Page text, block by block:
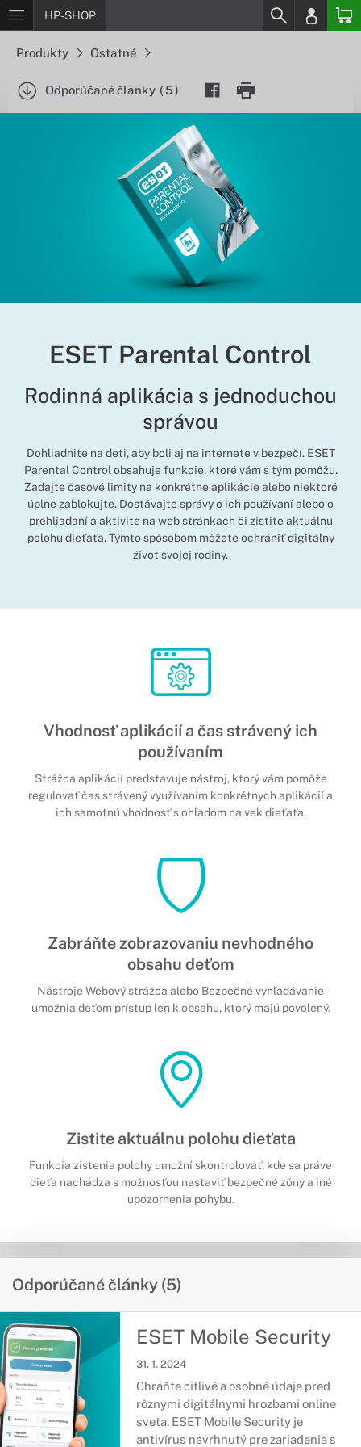
HP-SHOP
Produkty Ostatné
Odporúčané články ( 5)
ESET Parental Control
Rodinná aplikácia s jednoduchou
správou
Dohliadnite na deti, aby boli aj na internete v bezpečí. ESET
Parental Control obsahuje funkcie, ktoré vám s tým pomôžu.
Zadajte časové limity na konkrétne aplikácie alebo niektoré
úplne zablokujte. Dostávajte správy o ich používaní alebo o
prehliadaní a aktivite na web stránkach či zistite aktuálnu
polohu dieťaťa. Týmto spôsobom môžete ochrániť digitálny
život svojej rodiny.
Vhodnosť aplikácií a čas strávený ich
používaním
Strážca aplikácií predstavuje nástroj, ktorý vám pomôže
regulovať čas strávený využívaním konkrétnych aplikácií a
ich samotnú vhodnosť s ohľadom na vek dieťaťa.
Zabráňte zobrazovaniu nevhodného
obsahu deťom
Nástroje Webový strážca alebo Bezpečné vyhľadávanie
umožnia deťom prístup len k obsahu, ktorý majú povolený.
Zistite aktuálnu polohu dieťata
Funkcia zistenia polohy umožní skontrolovať, kde sa práve
dieťa nachádza s možnosťou nastaviť bezpečné zóny a iné
upozornenia pohybu.
Odporúčané články (5)
ESET Mobile Security
31. 1. 2024
Chráňte citlivé a osobné údaje pred
rôznymi digitálnymi hrozbami online
sveta. ESET Mobile Security je
antivírus navrhnutý pre zariadenia s